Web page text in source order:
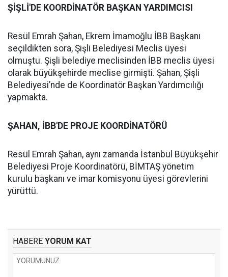
ŞİŞLİ'DE KOORDİNATÖR BAŞKAN YARDIMCISI
Resül Emrah Şahan, Ekrem İmamoğlu İBB Başkanı
seçildikten sora, Şişli Belediyesi Meclis üyesi
olmuştu. Şişli belediye meclisinden İBB meclis üyesi
olarak büyükşehirde meclise girmişti. Şahan, Şişli
Belediyesi’nde de Koordinatör Başkan Yardımcılığı
yapmakta.
ŞAHAN, İBB'DE PROJE KOORDİNATÖRÜ
Resül Emrah Şahan, aynı zamanda İstanbul Büyükşehir
Belediyesi Proje Koordinatörü, BİMTAŞ yönetim
kurulu başkanı ve imar komisyonu üyesi görevlerini
yürüttü.
HABERE YORUM KAT